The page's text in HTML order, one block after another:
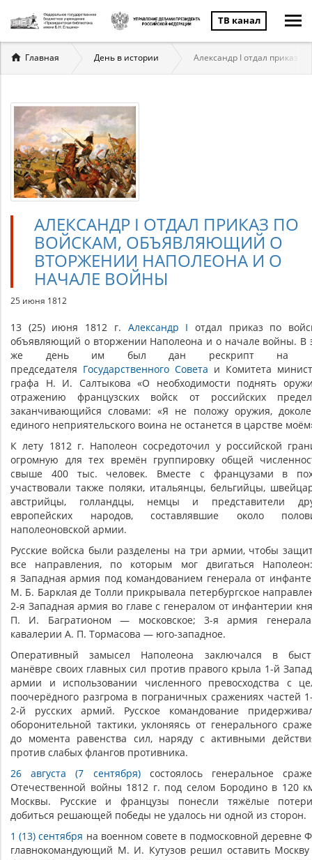
ТВ канал
Вы
здесь
Главная День в истории Александр I отдал приказ
АЛЕКСАНДР I ОТДАЛ ПРИКАЗ ПО
ВОЙСКАМ, ОБЪЯВЛЯЮЩИЙ О
ВТОРЖЕНИИ НАПОЛЕОНА И О
НАЧАЛЕ ВОЙНЫ
25 июня 1812
13 (25) июня 1812 г. Александр I отдал приказ по
объявляющий о вторжении Наполеона и о начале войны. В
же день им был дан рескрипт на
председателя Государственного Совета и Комитета
графа Н. И. Салтыкова «О необходимости поднять
отражению французских войск от российских
заканчивающийся словами: «Я не положу оружия,
единого неприятельского воина не останется в царстве
К лету 1812 г. Наполеон сосредоточил у российской
огромную для тех времён группировку общей
свыше 400 тыс. человек. Вместе с французами в
участвовали также поляки, итальянцы, бельгийцы,
австрийцы, голландцы, немцы и представители
европейских народов, составлявшие около
наполеоновской армии.
Русские войска были разделены на три армии, чтобы
все направления, по которым мог двигаться
я Западная армия под командованием генерала от
М. Б. Барклая де Толли прикрывала петербургское
2-я Западная армия во главе с генералом от инфантерии
П. И. Багратионом — московское; 3-я армия
кавалерии А. П. Тормасова — юго-западное.
Оперативный замысел Наполеона заключался в
манёвре своих главных сил против правого крыла 1-й
армии и использовании численного превосходства с
поочерёдного разгрома в пограничных сражениях частей
2-й русских армий. Русское командование
оборонительной тактики, уклоняясь от генерального
до момента равенства сил, наряду с активными
против слабых флангов противника.
26 августа (7 сентября)состоялось генеральное
Отечественной войны 1812 г. под селом Бородино в 120
Москвы. Русские и французы понесли тяжёлые
добиться решающей победы не удалось ни одной из сторон.
1 (13) сентября на военном совете в подмосковной деревне
главнокомандующий М. И. Кутузов решил оставить Москву